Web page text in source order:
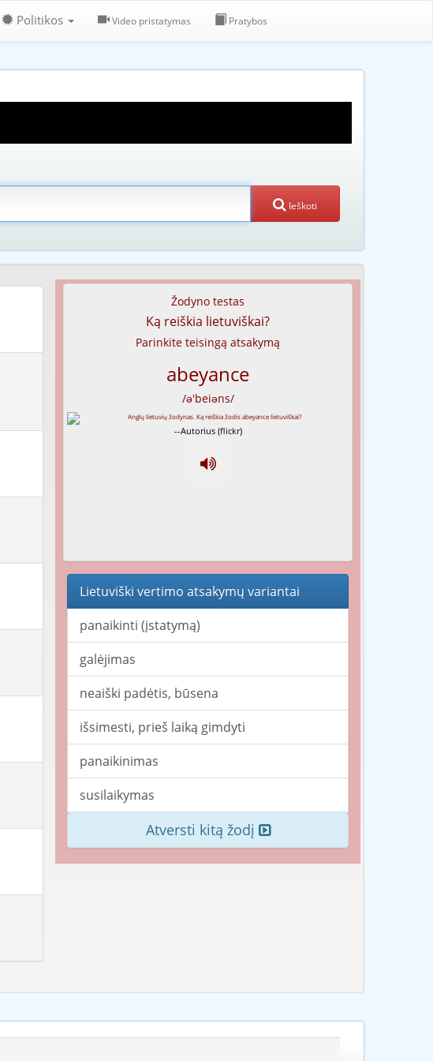
Politikos Video pristatymas Pratybos
Ieškoti
Žodyno testas
Ką reiškia lietuviškai?
Parinkite teisingą atsakymą
abeyance
/ə'beiəns/
--Autorius (flickr)
Lietuviški vertimo atsakymų variantai
panaikinti (įstatymą)
galėjimas
neaiški padėtis, būsena
išsimesti, prieš laiką gimdyti
panaikinimas
susilaikymas
Atversti kitą žodį